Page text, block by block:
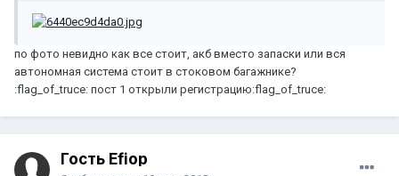
по фото невидно как все стоит, акб вместо запаски или вся
автономная система стоит в стоковом багажнике?
:flag_of_truce: пост 1 открыли регистрацию:flag_of_truce:
Гость Efiop